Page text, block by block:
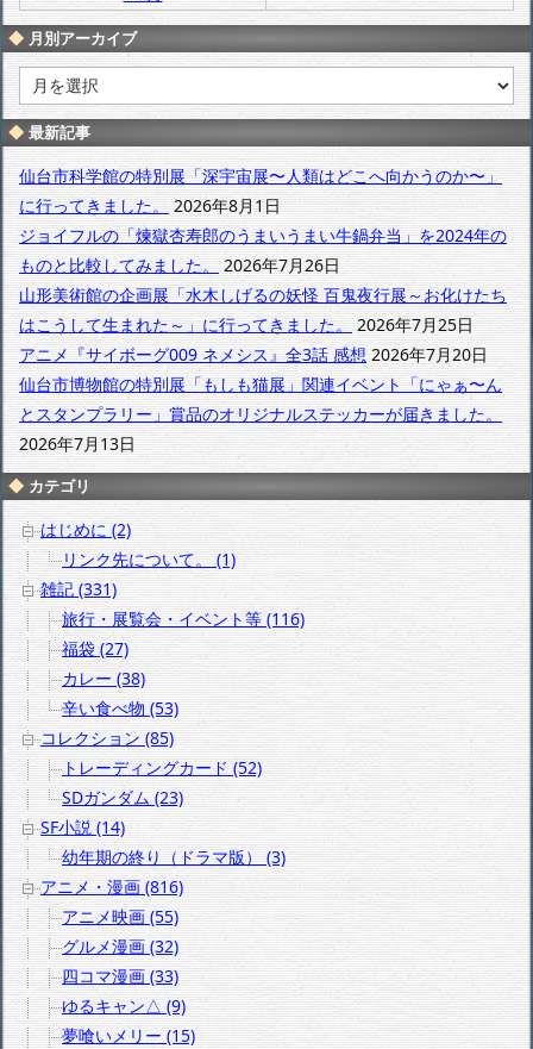
月別アーカイブ
別
ア
ー
カ
イ
ブ
最新記事
仙台市科学館の特別展「深宇宙展〜人類はどこへ向かうのか〜」
に行ってきました。
2026年8月1日
ジョイフルの「煉獄杏寿郎のうまいうまい牛鍋弁当」を2024年の
ものと比較してみました。 2026年7月26日
山形美術館の企画展「水木しげるの妖怪 百鬼夜行展～お化けたち
はこうして生まれた～」に行ってきました。 2026年7月25日
アニメ『サイボーグ009 ネメシス』全3話 感想 2026年7月20日
仙台市博物館の特別展「もしも猫展」関連イベント「にゃぁ〜ん
とスタンプラリー」賞品のオリジナルステッカーが届きました。
2026年7月13日
カテゴリ
はじめに (2)
リンク先について。 (1)
雑記 (331)
旅行・展覧会・イベント等 (116)
福袋 (27)
カレー (38)
辛い食べ物 (53)
コレクション (85)
トレーディングカード (52)
SDガンダム (23)
SF小説 (14)
幼年期の終り（ドラマ版） (3)
アニメ・漫画 (816)
アニメ映画 (55)
グルメ漫画 (32)
四コマ漫画 (33)
ゆるキャン△ (9)
夢喰いメリー (15)